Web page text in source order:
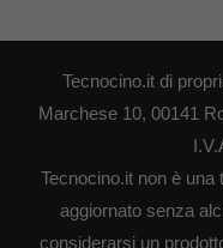
Tecnocino.it di
Marchese 10, 00141
Tecnocino.it non è
aggiornato senza
considerarsi un